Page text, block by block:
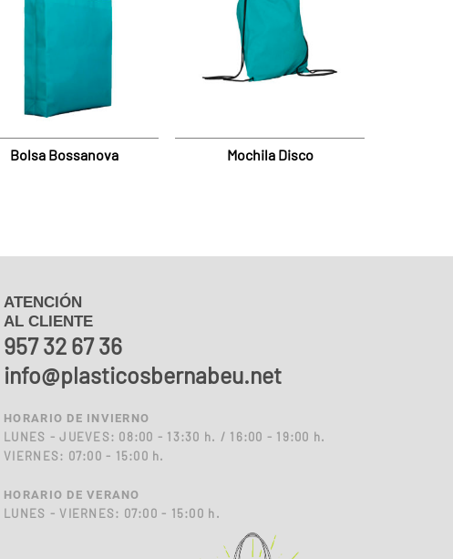
Bolsa Bossanova Mochila Disco
ATENCIÓN
AL CLIENTE
957 32 67 36
info@plasticosbernabeu.net
HORARIO DE INVIERNO
LUNES - JUEVES: 08:00 - 13:30 h. / 16:00 - 19:00 h.
VIERNES: 07:00 - 15:00 h.
HORARIO DE VERANO
LUNES - VIERNES: 07:00 - 15:00 h.